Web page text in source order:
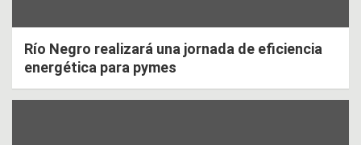
Río Negro realizará una jornada de eficiencia
energética para pymes